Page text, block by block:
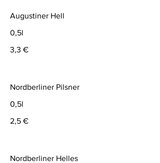
Augustiner Hell
0,5l
3,3 €
Nordberliner Pilsner
0,5l
2,5 €
Nordberliner Helles